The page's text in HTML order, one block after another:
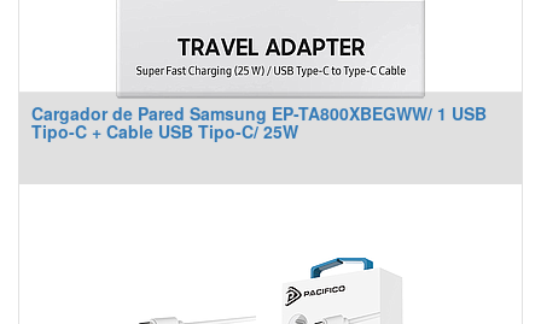
Cargador de Pared Samsung EP-TA800XBEGWW/ 1 USB
Tipo-C + Cable USB Tipo-C/ 25W